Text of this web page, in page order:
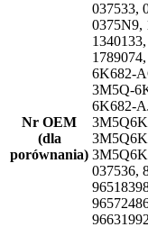
Nr OEM
(dla
porównania)
037533,
0375N9,
6K682-
3M5Q-
6K682-
037536,